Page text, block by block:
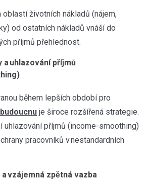
životních nákladů (nájem,
od ostatních nákladů vnáší do
příjmů přehlednost.
uhlazování příjmů
během lepších období pro
je široce rozšířená strategie.
uhlazování příjmů (income-smoothing)
pracovníků v nestandardních
vzájemná zpětná vazba